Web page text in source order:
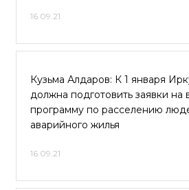
16.09.21
Кузьма Алдаров: К 1 января
должна подготовить заявки на
программу по расселению
аварийного жилья
16.09.21